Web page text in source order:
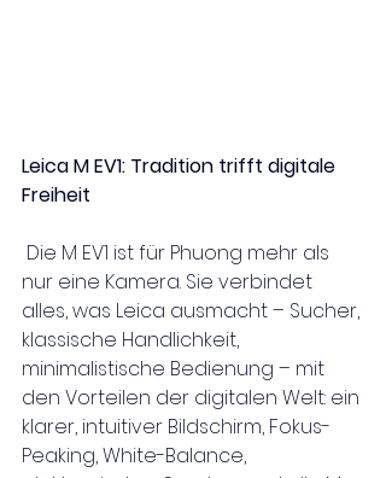
Leica M EV1: Tradition trifft digitale
Freiheit
Die M EV1 ist für Phuong mehr als
nur eine Kamera. Sie verbindet
alles, was Leica ausmacht – Sucher,
klassische Handlichkeit,
minimalistische Bedienung – mit
den Vorteilen der digitalen Welt: ein
klarer, intuitiver Bildschirm, Fokus-
Peaking, White-Balance,